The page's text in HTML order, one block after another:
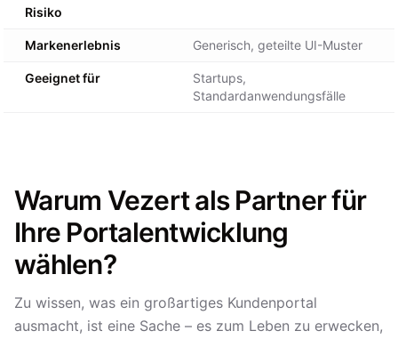
Risiko
Markenerlebnis Generisch, geteilte UI-Muster
Geeignet für
Startups,
Standardanwendungsfälle
Warum Vezert als Partner für
Ihre Portalentwicklung
wählen?
Zu wissen, was ein großartiges Kundenportal
ausmacht, ist eine Sache – es zum Leben zu erwecken,